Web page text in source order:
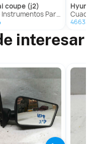
coupe (j2)
Para Hyundai Coupe
Cuadro
interesar